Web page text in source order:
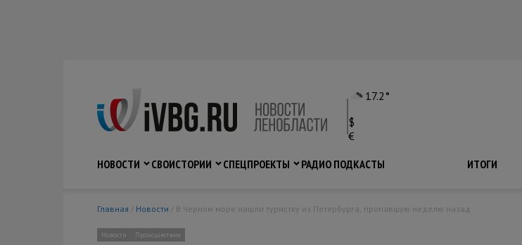
17.2°
$
€
НОВОСТИ
СВОИСТОРИИ СПЕЦПРОЕКТЫ РАДИО ПОДКАСТЫ ИТОГИ
Главная / Новости / В Черном море нашли туристку из Петербурга, пропавшую неделю назад
Новости Происшествия